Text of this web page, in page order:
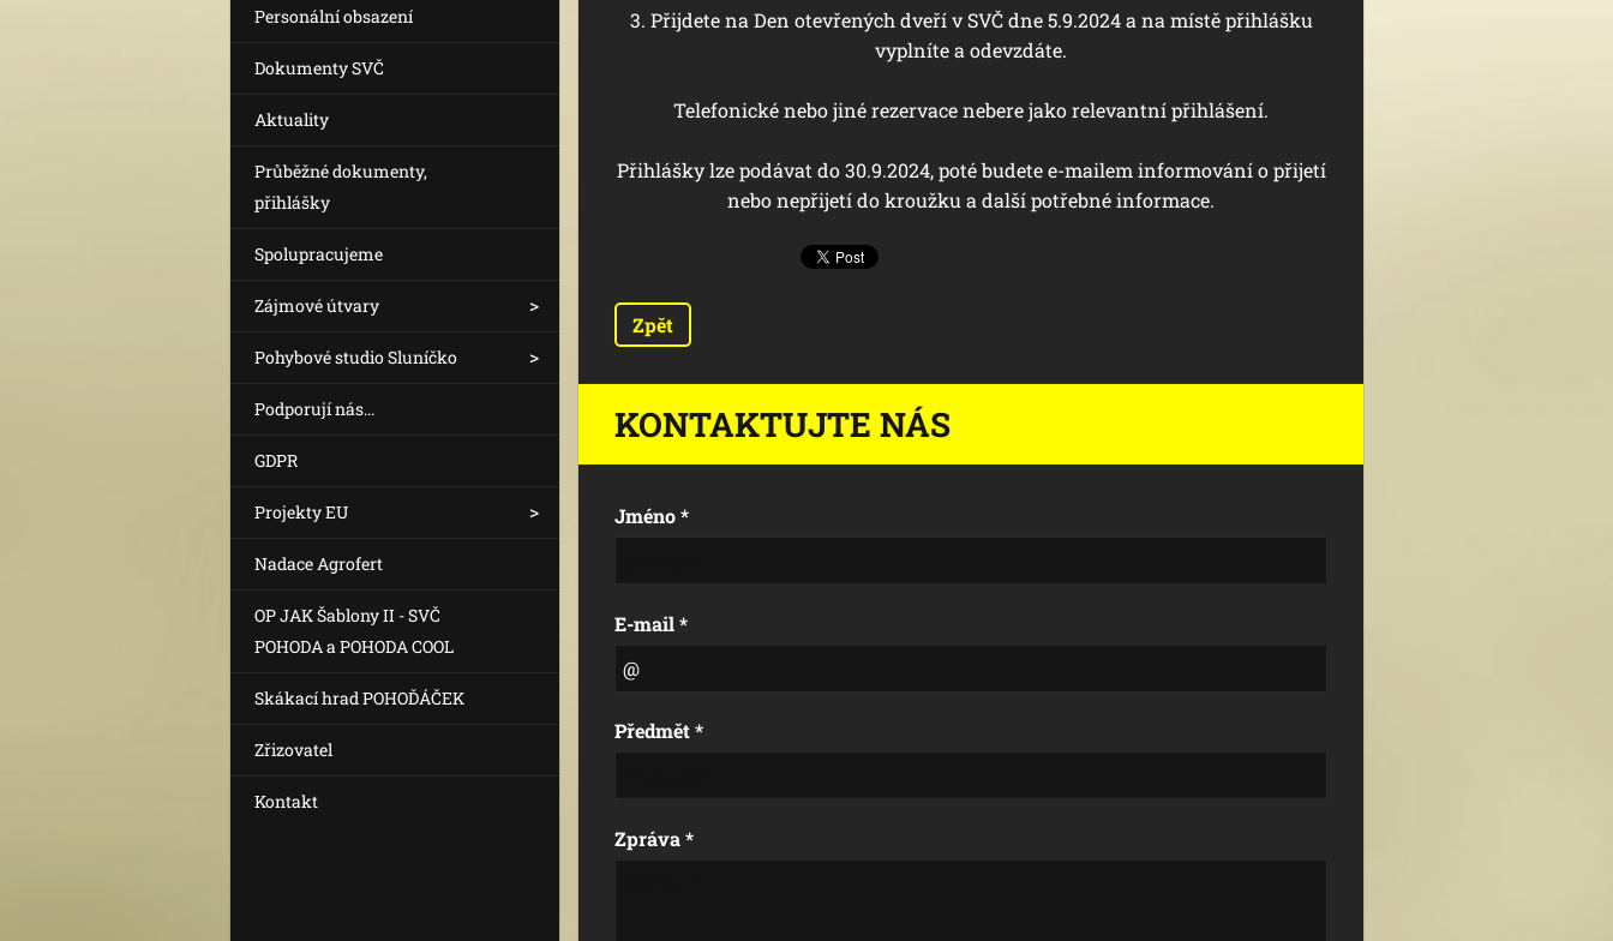
Personální obsazení
Dokumenty SVČ
Aktuality
Průběžné dokumenty,
přihlášky
Spolupracujeme
Zájmové útvary
Pohybové studio Sluníčko
Podporují nás...
GDPR
Projekty EU
Nadace Agrofert
OP JAK Šablony II - SVČ
POHODA a POHODA COOL
Skákací hrad POHOĎÁČEK
Zřizovatel
Kontakt
3. Přijdete na Den otevřených dveří v SVČ dne 5.9.2024 a na místě přihlášku
vyplníte a odevzdáte.
Telefonické nebo jiné rezervace nebere jako relevantní přihlášení.
Přihlášky lze podávat do 30.9.2024, poté budete e-mailem informování o přijetí
nebo nepřijetí do kroužku a další potřebné informace.
Zpět
KONTAKTUJTE NÁS
Jméno *
E-mail *
Předmět *
Zpráva *